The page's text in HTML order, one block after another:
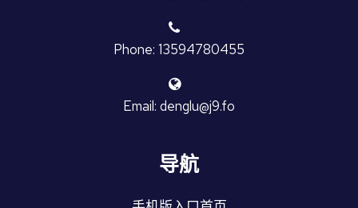
Phone: 13594780455
Email: denglu@j9.fo
导航